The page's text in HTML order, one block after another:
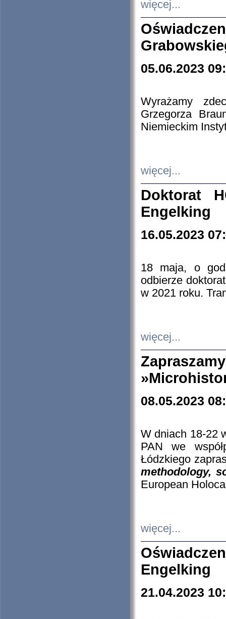
więcej...
05.06.2023
Wyrażamy
Grzegorza
Niemieckim
więcej...
Doktorat
Engelking
16.05.2023
18 maja, o
odbierze
w 2021 roku.
więcej...
08.05.2023
W dniach 18-22
PAN we
Łódzkiego
methodology,
European
więcej...
Engelking
21.04.2023